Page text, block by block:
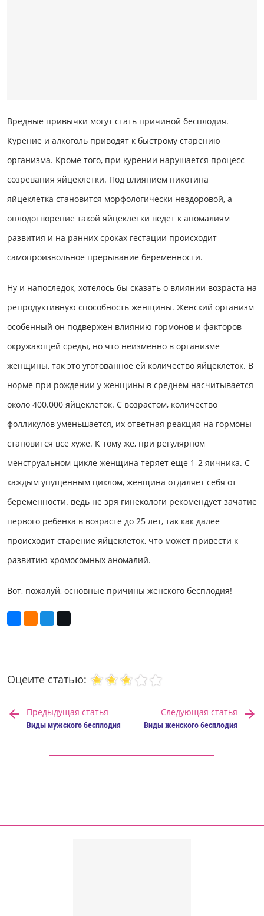
Вредные привычки могут стать причиной бесплодия.
Курение и алкоголь приводят к быстрому старению
организма. Кроме того, при курении нарушается процесс
созревания яйцеклетки. Под влиянием никотина
яйцеклетка становится морфологически нездоровой, а
оплодотворение такой яйцеклетки ведет к аномалиям
развития и на ранних сроках гестации происходит
самопроизвольное прерывание беременности.
Ну и напоследок, хотелось бы сказать о влиянии возраста на
репродуктивную способность женщины. Женский организм
особенный он подвержен влиянию гормонов и факторов
окружающей среды, но что неизменно в организме
женщины, так это уготованное ей количество яйцеклеток. В
норме при рождении у женщины в среднем насчитывается
около 400.000 яйцеклеток. С возрастом, количество
фолликулов уменьшается, их ответная реакция на гормоны
становится все хуже. К тому же, при регулярном
менструальном цикле женщина теряет еще 1-2 яичника. С
каждым упущенным циклом, женщина отдаляет себя от
беременности. ведь не зря гинекологи рекомендует зачатие
первого ребенка в возрасте до 25 лет, так как далее
происходит старение яйцеклеток, что может привести к
развитию хромосомных аномалий.
Вот, пожалуй, основные причины женского бесплодия!
Оцеите статью:
Предыдущая статья
Виды мужского бесплодия
Следующая статья
Виды женского бесплодия